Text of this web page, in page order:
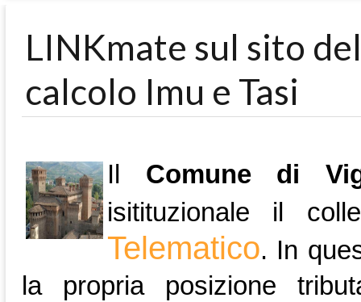
LINKmate sul sito
calcolo Imu e Tasi
Il Comune di
isitituzionale il
Telematico. In
la propria posizione